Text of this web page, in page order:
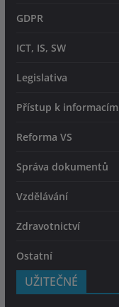
GDPR
ICT, IS, SW
Legislativa
Přístup k informacím
Reforma VS
Správa dokumentů
Vzdělávání
Zdravotnictví
Ostatní
UŽITEČNÉ